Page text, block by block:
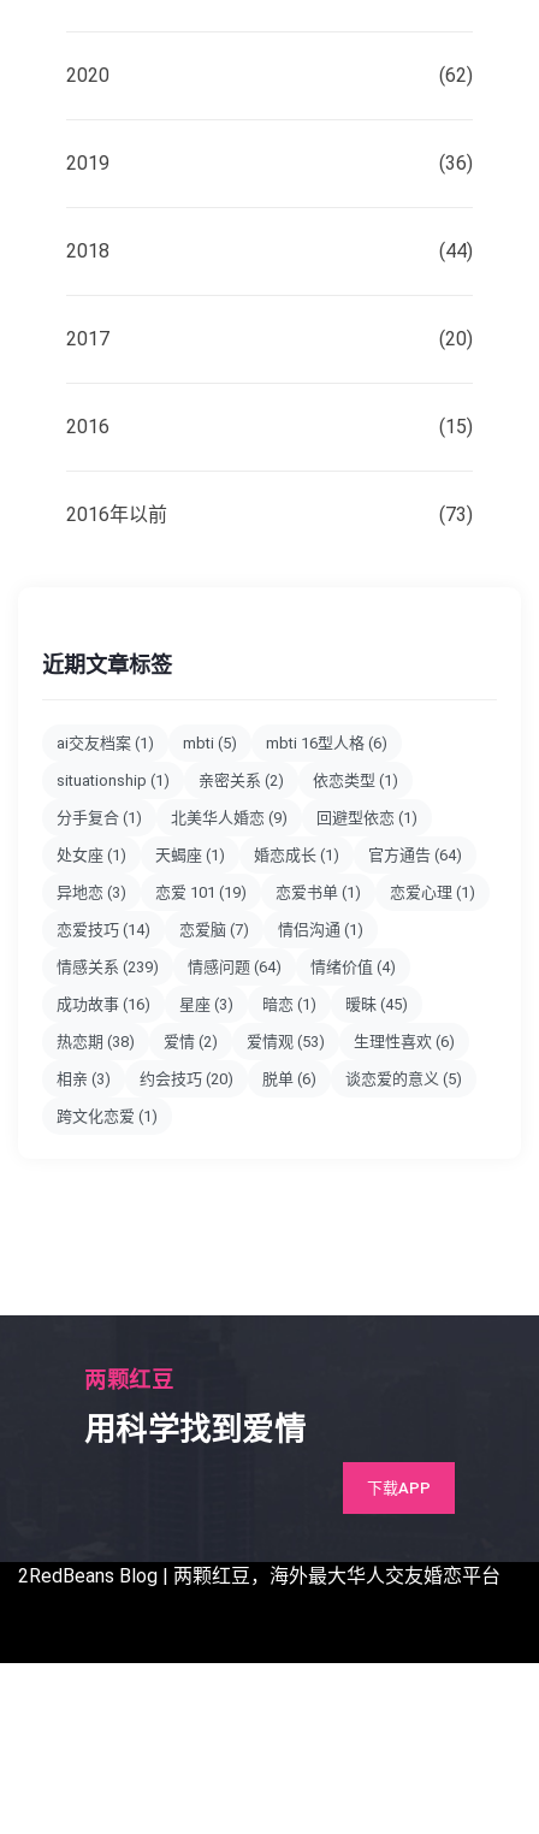
2020 (62)
2019 (36)
2018 (44)
2017 (20)
2016 (15)
2016年以前 (73)
近期文章标签
ai交友档案 (1) mbti (5) mbti 16型人格 (6)
situationship (1) 亲密关系 (2) 依恋类型 (1)
分手复合 (1) 北美华人婚恋 (9) 回避型依恋 (1)
处女座 (1) 天蝎座 (1) 婚恋成长 (1) 官方通告 (64)
异地恋 (3) 恋爱 101 (19) 恋爱书单 (1) 恋爱心理 (1)
恋爱技巧 (14) 恋爱脑 (7) 情侣沟通 (1)
情感关系 (239) 情感问题 (64) 情绪价值 (4)
成功故事 (16) 星座 (3) 暗恋 (1) 暧昧 (45)
热恋期 (38) 爱情 (2) 爱情观 (53) 生理性喜欢 (6)
相亲 (3) 约会技巧 (20) 脱单 (6) 谈恋爱的意义 (5)
跨文化恋爱 (1)
两颗红豆
用科学找到爱情
下载APP
2RedBeans Blog | 两颗红豆，海外最大华人交友婚恋平台